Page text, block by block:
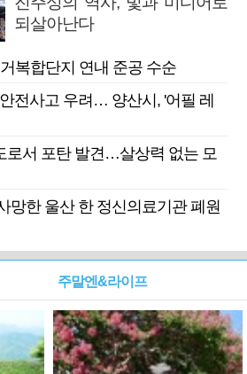
되살아난다
복합단지 연내 준공 수순
전사고 우려… 양산시, '어필 레
로서 포탄 발견…살상력 없는 모
망한 울산 한 정신의료기관 폐원
주말엔&라이프